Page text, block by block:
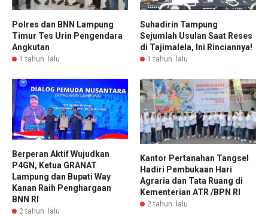
Polres dan BNN Lampung
Timur Tes Urin Pengendara
Angkutan
1 tahun lalu
Suhadirin Tampung
Sejumlah Usulan Saat Reses
di Tajimalela, Ini Rinciannya!
1 tahun lalu
Berperan Aktif Wujudkan
P4GN, Ketua GRANAT
Lampung dan Bupati Way
Kanan Raih Penghargaan
BNN RI
2 tahun lalu
Kantor Pertanahan Tangsel
Hadiri Pembukaan Hari
Agraria dan Tata Ruang di
Kementerian ATR /BPN RI
2 tahun lalu